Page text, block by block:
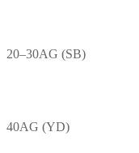
20–30AG (SB)
40AG (YD)